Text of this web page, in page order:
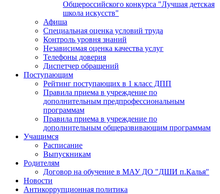
Общероссийского конкурса "Лучшая детская
школа искусств"
Афиша
Специальная оценка условий труда
Контроль уровня знаний
Независимая оценка качества услуг
Телефоны доверия
Диспетчер обращений
Поступающим
Рейтинг поступающих в 1 класс ДПП
Правила приема в учреждение по
дополнительным предпрофессиональным
программам
Правила приема в учреждение по
дополнительным общеразвивающим программам
Учащимся
Расписание
Выпускникам
Родителям
Договор на обучение в МАУ ДО "ДШИ п.Калья"
Новости
Антикоррупционная политика